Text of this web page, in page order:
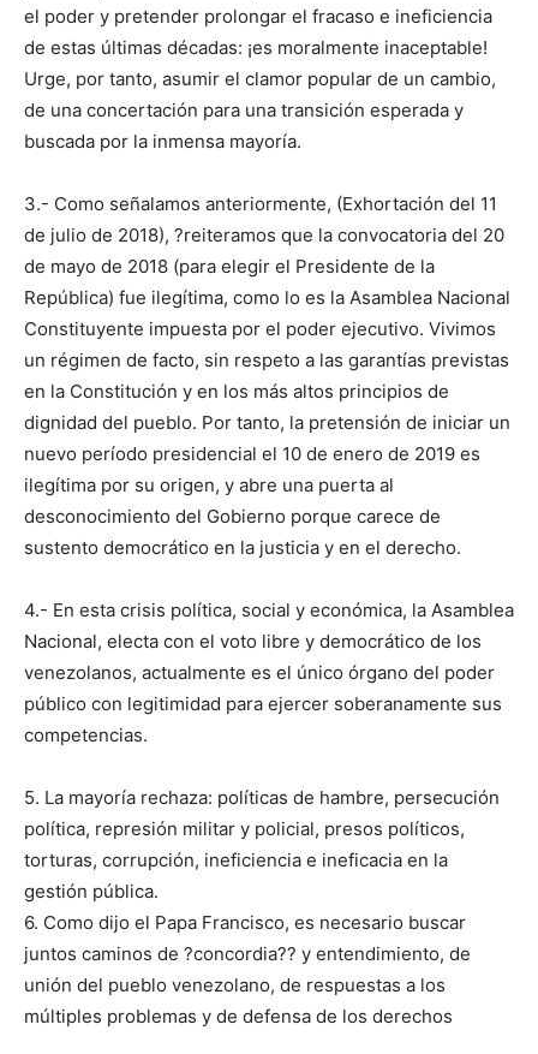
el poder y pretender prolongar el fracaso e ineficiencia
de estas últimas décadas: ¡es moralmente inaceptable!
Urge, por tanto, asumir el clamor popular de un cambio,
de una concertación para una transición esperada y
buscada por la inmensa mayoría.
3.- Como señalamos anteriormente, (Exhortación del 11
de julio de 2018), ?reiteramos que la convocatoria del 20
de mayo de 2018 (para elegir el Presidente de la
República) fue ilegítima, como lo es la Asamblea Nacional
Constituyente impuesta por el poder ejecutivo. Vivimos
un régimen de facto, sin respeto a las garantías previstas
en la Constitución y en los más altos principios de
dignidad del pueblo. Por tanto, la pretensión de iniciar un
nuevo período presidencial el 10 de enero de 2019 es
ilegítima por su origen, y abre una puerta al
desconocimiento del Gobierno porque carece de
sustento democrático en la justicia y en el derecho.
4.- En esta crisis política, social y económica, la Asamblea
Nacional, electa con el voto libre y democrático de los
venezolanos, actualmente es el único órgano del poder
público con legitimidad para ejercer soberanamente sus
competencias.
5. La mayoría rechaza: políticas de hambre, persecución
política, represión militar y policial, presos políticos,
torturas, corrupción, ineficiencia e ineficacia en la
gestión pública.
6. Como dijo el Papa Francisco, es necesario buscar
juntos caminos de ?concordia?? y entendimiento, de
unión del pueblo venezolano, de respuestas a los
múltiples problemas y de defensa de los derechos